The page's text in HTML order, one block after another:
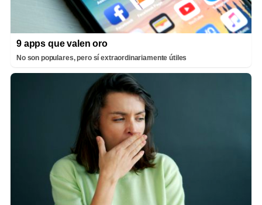
9 apps que valen oro
No son populares, pero sí extraordinariamente útiles